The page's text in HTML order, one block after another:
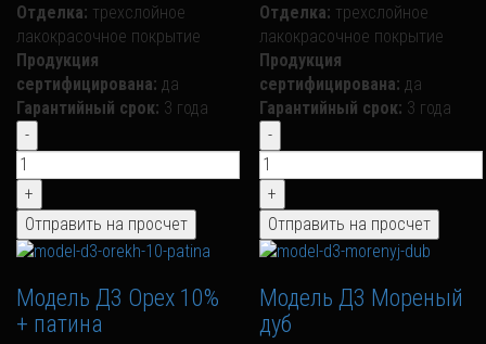
Отделка: трехслойное
лакокрасочное покрытие
Продукция
сертифицирована: да
Гарантийный срок: 3 года
Отделка: трехслойное
лакокрасочное покрытие
Продукция
сертифицирована: да
Гарантийный срок: 3 года
Модель Д3 Орех 10%
+ патина
Модель Д3 Мореный
дуб